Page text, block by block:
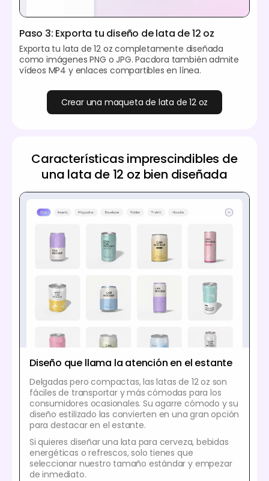
Paso 3: Exporta tu diseño de lata de 12 oz
Exporta tu lata de 12 oz completamente diseñada
como imágenes PNG o JPG. Pacdora también admite
vídeos MP4 y enlaces compartibles en línea.
Crear una maqueta de lata de 12 oz
Características imprescindibles de
una lata de 12 oz bien diseñada
Diseño que llama la atención en el estante
Delgadas pero compactas, las latas de 12 oz son
fáciles de transportar y más cómodas para los
consumidores ocasionales. Su agarre cómodo y su
diseño estilizado las convierten en una gran opción
para destacar en el estante.
Si quieres diseñar una lata para cerveza, bebidas
energéticas o refrescos, solo tienes que
seleccionar nuestro tamaño estándar y empezar
de inmediato.